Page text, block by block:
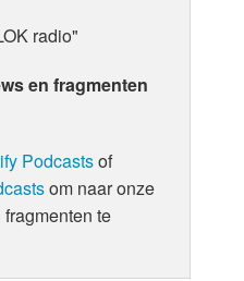
radio"
en fragmenten
Podcastsof
om naar onze
te